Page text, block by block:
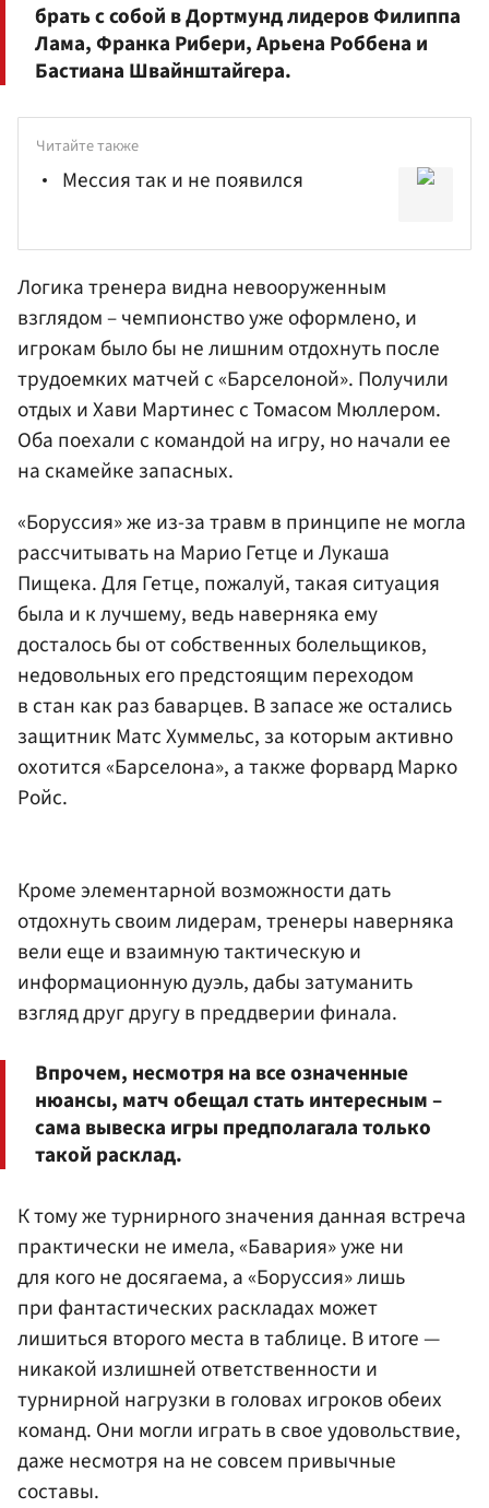
брать с собой в Дортмунд лидеров Филиппа
Лама, Франка Рибери, Арьена Роббена и
Бастиана Швайнштайгера.
Читайте также
Мессия так и не появился
Логика тренера видна невооруженным
взглядом – чемпионство уже оформлено, и
игрокам было бы не лишним отдохнуть после
трудоемких матчей с «Барселоной». Получили
отдых и Хави Мартинес с Томасом Мюллером.
Оба поехали с командой на игру, но начали ее
на скамейке запасных.
«Боруссия» же из-за травм в принципе не могла
рассчитывать на Марио Гетце и Лукаша
Пищека. Для Гетце, пожалуй, такая ситуация
была и к лучшему, ведь наверняка ему
досталось бы от собственных болельщиков,
недовольных его предстоящим переходом
в стан как раз баварцев. В запасе же остались
защитник Матс Хуммельс, за которым активно
охотится «Барселона», а также форвард Марко
Ройс.
Кроме элементарной возможности дать
отдохнуть своим лидерам, тренеры наверняка
вели еще и взаимную тактическую и
информационную дуэль, дабы затуманить
взгляд друг другу в преддверии финала.
Впрочем, несмотря на все означенные
нюансы, матч обещал стать интересным –
сама вывеска игры предполагала только
такой расклад.
К тому же турнирного значения данная встреча
практически не имела, «Бавария» уже ни
для кого не досягаема, а «Боруссия» лишь
при фантастических раскладах может
лишиться второго места в таблице. В итоге —
никакой излишней ответственности и
турнирной нагрузки в головах игроков обеих
команд. Они могли играть в свое удовольствие,
даже несмотря на не совсем привычные
составы.